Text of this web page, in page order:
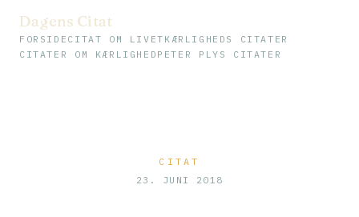
Dagens Citat
FORSIDE CITAT OM LIVET KÆRLIGHEDS CITATER
CITATER OM KÆRLIGHED PETER PLYS CITATER
CITAT
23. JUNI 2018